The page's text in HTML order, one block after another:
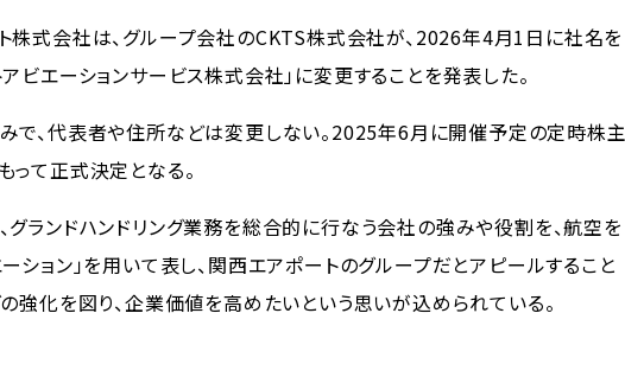
株式会社は、グループ会社のCKTS株式会社が、2026年4月1日に社名を
ビエーションサービス株式会社」に変更することを発表した。
で、代表者や住所などは変更しない。2025年6月に開催予定の定時株主
って正式決定となる。
ランドハンドリング業務を総合的に行なう会社の強みや役割を、航空を
ション」を用いて表し、関西エアポートのグループだとアピールすること
強化を図り、企業価値を高めたいという思いが込められている。